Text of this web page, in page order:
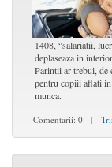
1408, “salariatii,
deplaseaza in
Parintii ar trebui, de
pentru copiii aflati
munca.
Comentarii: 0 |